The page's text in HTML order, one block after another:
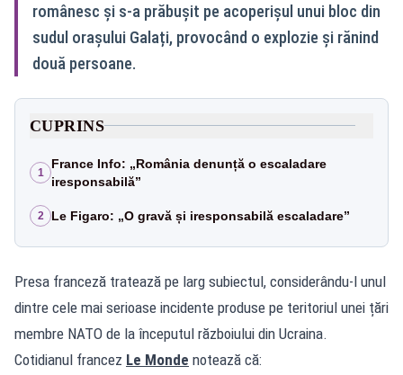
românesc și s‑a prăbușit pe acoperișul unui bloc din
sudul orașului Galați, provocând o explozie și rănind
două persoane.
CUPRINS
1
France Info: „România denunță o escaladare
iresponsabilă”
2 Le Figaro: „O gravă și iresponsabilă escaladare”
Presa franceză tratează pe larg subiectul, considerându‑l unul
dintre cele mai serioase incidente produse pe teritoriul unei țări
membre NATO de la începutul războiului din Ucraina.
Cotidianul francez Le Monde notează că: